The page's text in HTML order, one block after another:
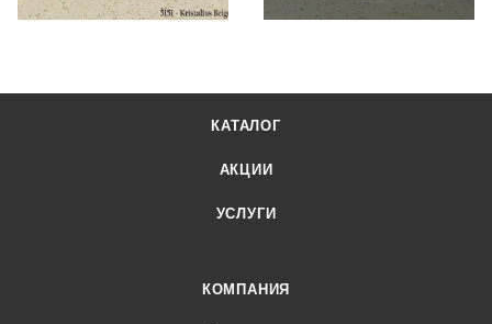
КАТАЛОГ
АКЦИИ
УСЛУГИ
КОМПАНИЯ